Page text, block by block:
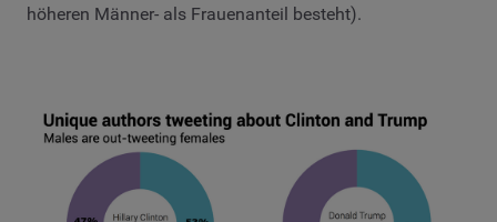
höheren Männer- als Frauenanteil besteht).